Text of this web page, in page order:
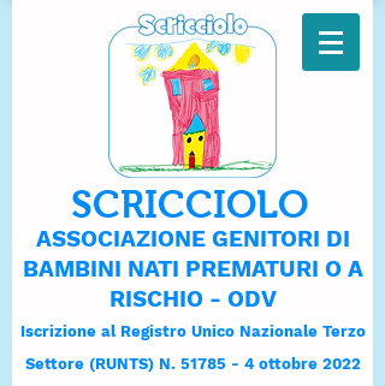
SCRICCIOLO
ASSOCIAZIONE GENITORI DI
BAMBINI NATI PREMATURI O A
RISCHIO - ODV
Iscrizione al Registro Unico Nazionale Terzo
Settore (RUNTS) N. 51785 - 4 ottobre 2022